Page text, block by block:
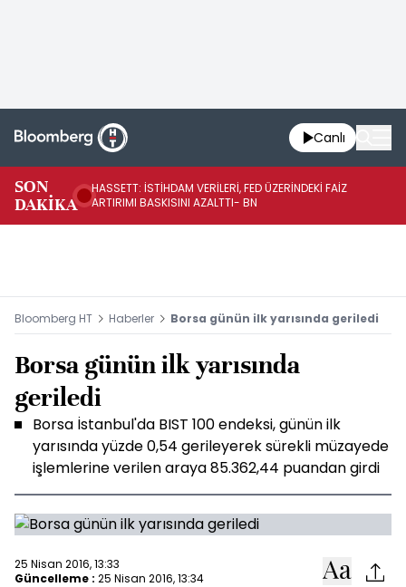
Canlı
SON
DAKİKA
HASSETT: İSTİHDAM VERİLERİ, FED ÜZERİNDEKİ FAİZ
ARTIRIMI BASKISINI AZALTTI- BN
Bloomberg HT Haberler Borsa günün ilk yarısında geriledi
Borsa günün ilk yarısında
geriledi
Borsa İstanbul'da BIST 100 endeksi, günün ilk
yarısında yüzde 0,54 gerileyerek sürekli müzayede
işlemlerine verilen araya 85.362,44 puandan girdi
25 Nisan 2016, 13:33
Güncelleme : 25 Nisan 2016, 13:34